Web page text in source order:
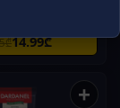
14.99₾
+